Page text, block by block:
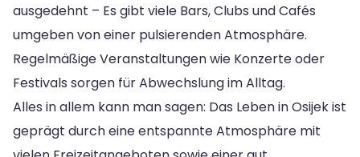
ausgedehnt – Es gibt viele Bars, Clubs und Cafés
umgeben von einer pulsierenden Atmosphäre.
Regelmäßige Veranstaltungen wie Konzerte oder
Festivals sorgen für Abwechslung im Alltag.
Alles in allem kann man sagen: Das Leben in Osijek ist
geprägt durch eine entspannte Atmosphäre mit